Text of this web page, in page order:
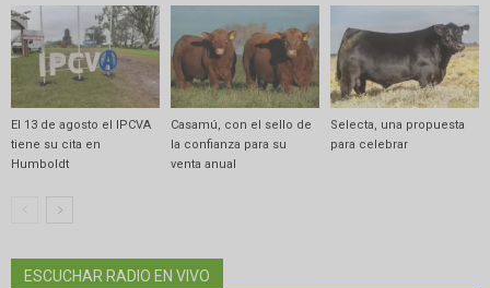
El 13 de agosto el IPCVA
tiene su cita en
Humboldt
Casamú, con el sello de
la confianza para su
venta anual
Selecta, una propuesta
para celebrar
ESCUCHAR RADIO EN VIVO